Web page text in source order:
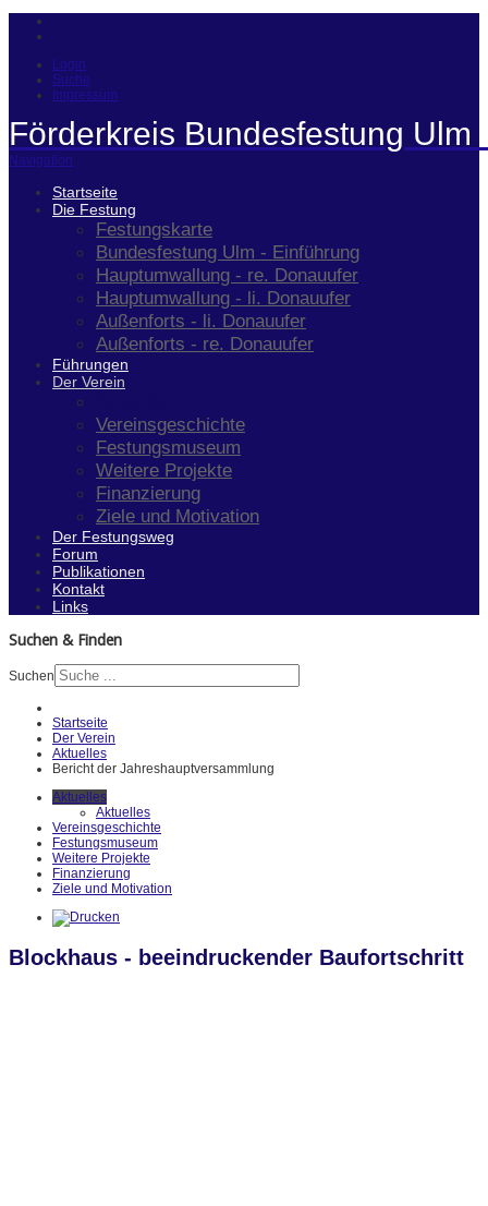
Login
Suche
Impressum
Förderkreis Bundesfestung Ulm
Navigation
Startseite
Die Festung
Festungskarte
Bundesfestung Ulm - Einführung
Hauptumwallung - re. Donauufer
Hauptumwallung - li. Donauufer
Außenforts - li. Donauufer
Außenforts - re. Donauufer
Führungen
Der Verein
Vereinsgeschichte
Festungsmuseum
Weitere Projekte
Finanzierung
Ziele und Motivation
Der Festungsweg
Forum
Publikationen
Kontakt
Links
Suchen & Finden
Suchen
Startseite
Der Verein
Aktuelles
Bericht der Jahreshauptversammlung
Aktuelles
Aktuelles
Vereinsgeschichte
Festungsmuseum
Weitere Projekte
Finanzierung
Ziele und Motivation
Blockhaus - beeindruckender Baufortschritt